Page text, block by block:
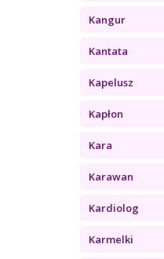
Kangur
Kantata
Kapelusz
Kapłon
Kara
Karawan
Kardiolog
Karmelki